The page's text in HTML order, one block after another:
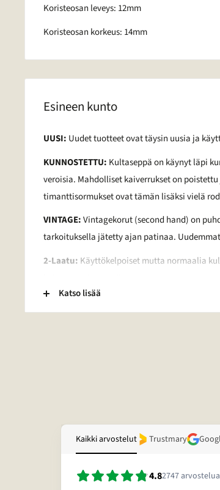
Koristeosan leveys: 12mm
Koristeosan korkeus: 14mm
Esineen kunto
UUSI: Uudet tuotteet ovat täysin uusia ja
KUNNOSTETTU: Kultaseppä on käynyt läpi
veroisia. Mahdolliset kaiverrukset on
timanttisormukset ovat tämän lisäksi vielä
VINTAGE:Vintagekorut (second hand) on
tarkoituksella jätetty ajan patinaa.
2-Laatu: Käyttökelpoiset mutta normaalia
lakkapinta. Lisäksi kivessä voi olla vaurio.
sähköpostitse.
Katso lisää
Kaikki arvostelut Trustmary
4.82747arvostelua